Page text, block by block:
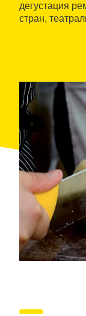
дегустация
стран,
ресторанами